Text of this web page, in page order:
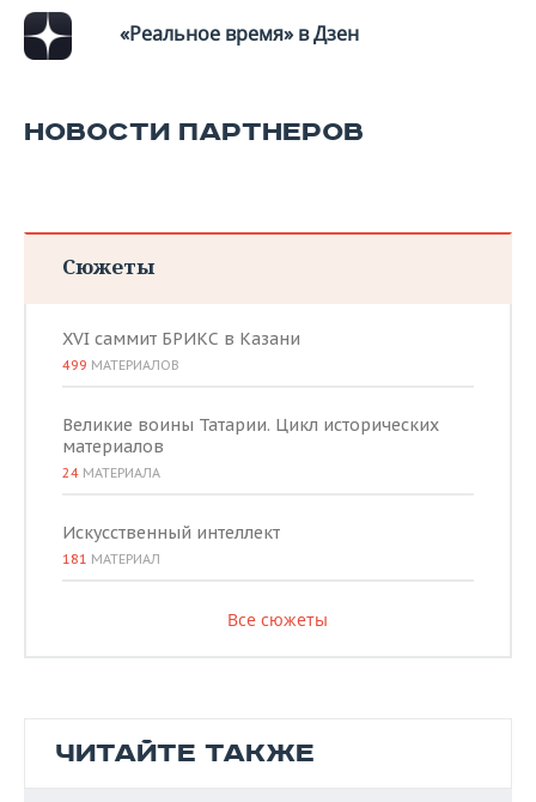
«Реальное время» в Дзен
НОВОСТИ ПАРТНЕРОВ
Сюжеты
XVI саммит БРИКС в Казани
499 МАТЕРИАЛОВ
Великие воины Татарии. Цикл исторических
материалов
24 МАТЕРИАЛА
Искусственный интеллект
181 МАТЕРИАЛ
Все сюжеты
ЧИТАЙТЕ ТАКЖЕ